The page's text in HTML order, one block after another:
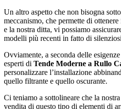
Un altro aspetto che non bisogna
meccanismo, che permette di
e la nostra ditta, vi possiamo
modelli più recenti in fatto di
Ovviamente, a seconda delle
esperti di Tende Moderne a Rullo
personalizzare l’installazione
quello filtrante e quello oscurante.
Ci teniamo a sottolineare che la
vendita di questo tipo di elementi di